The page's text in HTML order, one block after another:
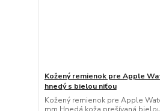
Kožený remienok pre Apple
hnedý s bielou niťou
Kožený remienok pre Apple
mm Hnedá koža prešívaná